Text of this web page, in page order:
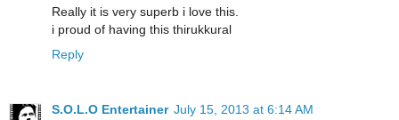
Really it is very superb i love this.
i proud of having this thirukkural
Reply
S.O.L.O Entertainer July 15, 2013 at 6:14 AM